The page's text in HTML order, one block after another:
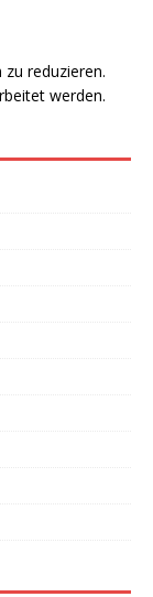
reduzieren.
werden.